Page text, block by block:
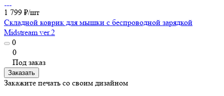
1 799 ₽/шт
Складной коврик для мышки с беспроводной зарядкой
Midstream ver.2
0
0
Под заказ
Заказать
Закажите печать со своим дизайном